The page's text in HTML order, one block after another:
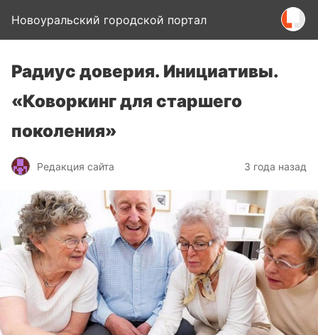
Новоуральский городской портал
Радиус доверия. Инициативы.
«Коворкинг для старшего
поколения»
Редакция сайта 3 года назад